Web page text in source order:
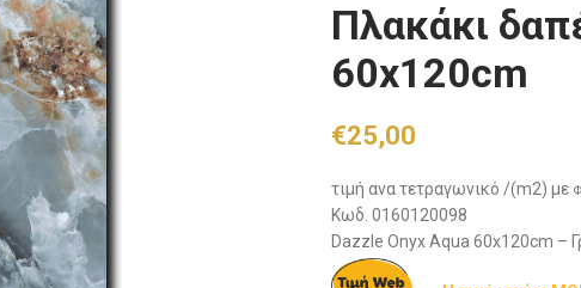
Πλακάκι
60x120cm
€25,00
τιμή ανα τετραγωνικό /(m2) με
Κωδ. 0160120098
Dazzle Onyx Aqua 60x120cm –